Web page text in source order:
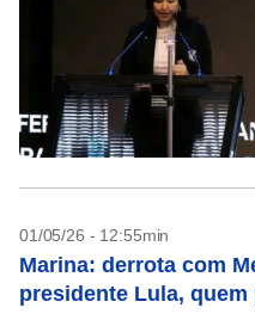
01/05/26 - 12:55min
Marina: derrota com
presidente Lula, quem